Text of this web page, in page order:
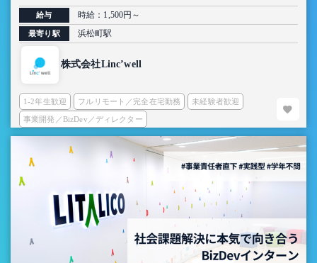
給与 時給：1,500円～
最寄り駅 浜松町駅
株式会社Linc’well
1-2年生歓迎 フルリモート／完全在宅勤務 未経験者歓迎
事業開発／BizDev／ディレクター